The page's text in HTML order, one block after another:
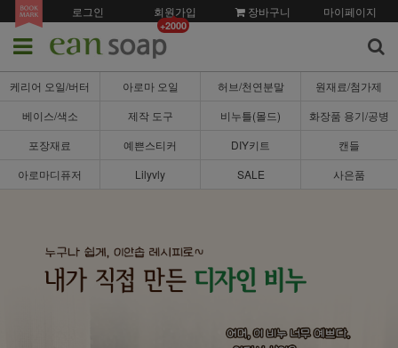
로그인 회원가입
+2000
장바구니 마이페이지
케리어 오일/버터 아로마 오일 허브/천연분말
원재료/첨가제
베이스/색소
제작 도구 비누틀(몰드)
화장품 용기/공병
포장재료
예쁜스티커 DIY키트
캔들
아로마디퓨저
Lilyvly SALE 사은품